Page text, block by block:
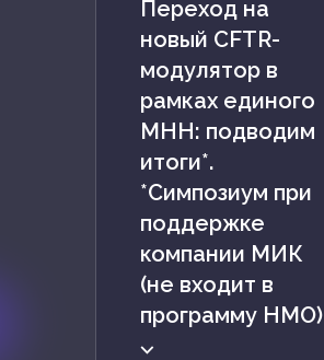
Переход на
новый CFTR-
модулятор в
рамках единого
МНН: подводим
итоги*.
*Симпозиум при
поддержке
компании МИК
(не входит в
программу НМО)
⌵